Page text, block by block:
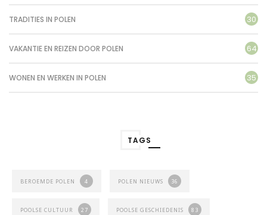
TRADITIES IN POLEN 30
VAKANTIE EN REIZEN DOOR POLEN 64
WONEN EN WERKEN IN POLEN 35
TAGS
BEROEMDE POLEN 4 POLEN NIEUWS 36
POOLSE CULTUUR 27 POOLSE GESCHIEDENIS 83